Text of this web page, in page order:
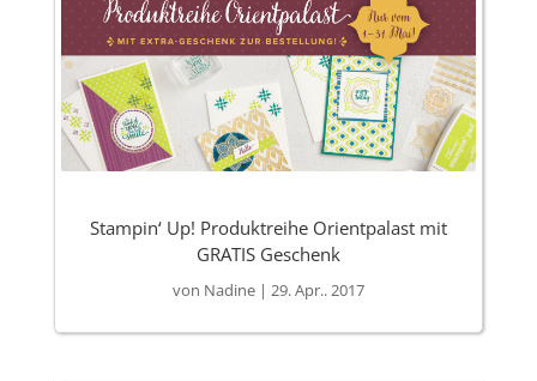
Stampin‘ Up! Produktreihe Orientpalast mit
GRATIS Geschenk
von Nadine| 29. Apr.. 2017